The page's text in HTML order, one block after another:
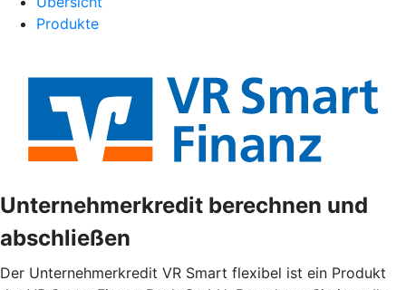
Produkte
Unternehmerkredit berechnen und
abschließen
Der Unternehmerkredit VR Smart flexibel ist ein Produkt